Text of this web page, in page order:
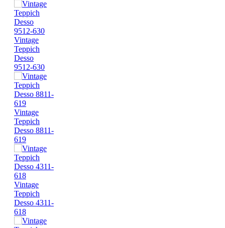
Vintage
Teppich
Desso
9512-630
Vintage
Teppich
Desso 8811-
619
Vintage
Teppich
Desso 4311-
618